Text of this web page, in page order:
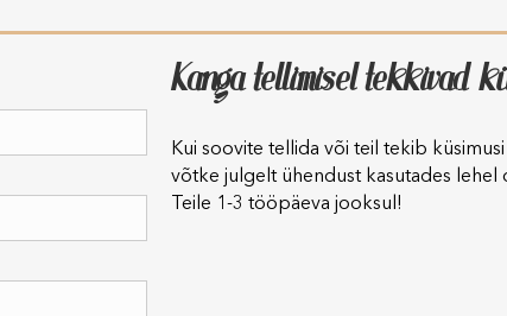
Kanga tellimisel tekkivad
Kui soovite tellida või teil tekib
võtke julgelt ühendust kasutades lehel
Teile 1-3 tööpäeva jooksul!